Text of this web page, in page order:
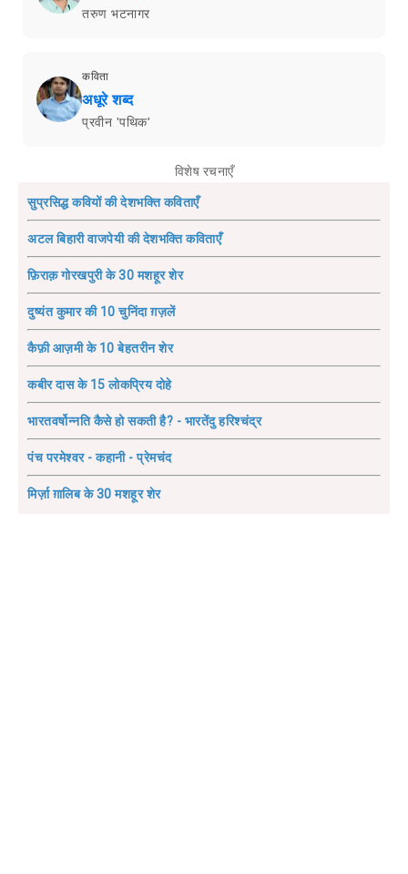
तरुण भटनागर
कविता
अधूरे शब्द
प्रवीन 'पथिक'
विशेष रचनाएँ
सुप्रसिद्ध कवियों की देशभक्ति कविताएँ
अटल बिहारी वाजपेयी की देशभक्ति कविताएँ
फ़िराक़ गोरखपुरी के 30 मशहूर शेर
दुष्यंत कुमार की 10 चुनिंदा ग़ज़लें
कैफ़ी आज़मी के 10 बेहतरीन शेर
कबीर दास के 15 लोकप्रिय दोहे
भारतवर्षोन्नति कैसे हो सकती है? - भारतेंदु हरिश्चंद्र
पंच परमेश्वर - कहानी - प्रेमचंद
मिर्ज़ा ग़ालिब के 30 मशहूर शेर